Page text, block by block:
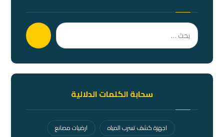
سحابة الكلمات الدلالية
اجهزة كشف تسرب المياه
ارضيات مصانع